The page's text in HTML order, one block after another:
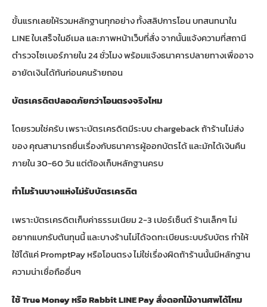
ขั้นแรกเลยให้รวมหลักฐานทุกอย่าง ทั้งสลิปการโอน บทสนทนาใน
LINE ใบเสร็จในอีเมล และภาพหน้าเว็บที่สั่ง จากนั้นแจ้งความที่สถานี
ตำรวจไซเบอร์ภายใน 24 ชั่วโมง พร้อมแจ้งธนาคารปลายทางเพื่ออาจ
อายัดเงินได้ทันก่อนคนร้ายถอน
บัตรเครดิตปลอดภัยกว่าโอนตรงจริงไหม
โดยรวมใช่ครับ เพราะบัตรเครดิตมีระบบ chargeback ถ้าร้านไม่ส่ง
ของ คุณสามารถยื่นเรื่องกับธนาคารผู้ออกบัตรได้ และมักได้เงินคืน
ภายใน 30-60 วัน แต่ต้องเก็บหลักฐานครบ
ทำไมร้านบางแห่งไม่รับบัตรเครดิต
เพราะบัตรเครดิตเก็บค่าธรรมเนียม 2-3 เปอร์เซ็นต์ ร้านเล็กๆ ไม่
อยากแบกรับต้นทุนนี้ และบางร้านไม่ได้จดทะเบียนระบบรับบัตร ทำให้
ใช้ได้แค่ PromptPay หรือโอนตรง ไม่ใช่เรื่องผิดถ้าร้านนั้นมีหลักฐาน
ความน่าเชื่อถืออื่นๆ
ใช้ True Money หรือ Rabbit LINE Pay สั่งดอกไม้งานศพได้ไหม